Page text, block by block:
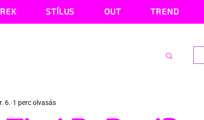
STÍLUS OUT TREND
6. 1 perc olvasás